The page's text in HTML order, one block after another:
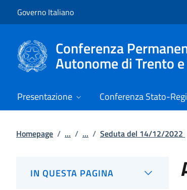
Governo Italiano
Conferenza
Autonome di Trento
Presentazione Conferenza Stato-
Homepage / ... / ... / Seduta del 14/12/2022
IN QUESTA PAGINA